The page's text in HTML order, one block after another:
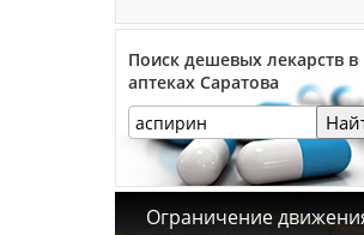
Поиск дешевых лекарств в
аптеках Саратова
Ограничение